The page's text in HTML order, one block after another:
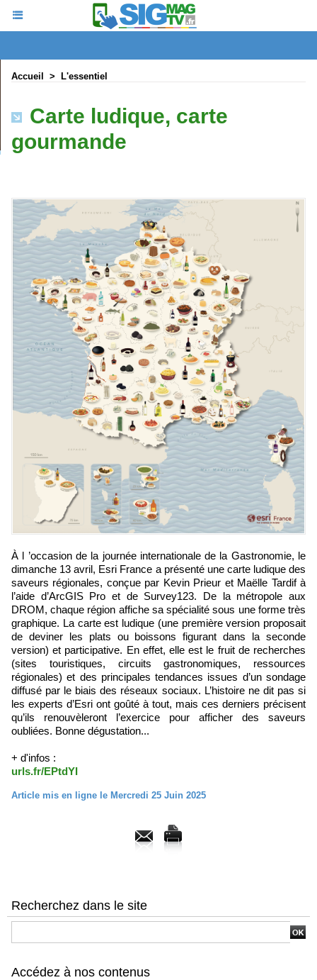
Accueil > L'essentiel
Carte ludique, carte
gourmande
À l ’occasion de la journée internationale de la Gastronomie, le
dimanche 13 avril, Esri France a présenté une carte ludique des
saveurs régionales, conçue par Kevin Prieur et Maëlle Tardif à
l’aide d’ArcGIS Pro et de Survey123. De la métropole aux
DROM, chaque région affiche sa spécialité sous une forme très
graphique. La carte est ludique (une première version proposait
de deviner les plats ou boissons figurant dans la seconde
version) et participative. En effet, elle est le fruit de recherches
(sites touristiques, circuits gastronomiques, ressources
régionales) et des principales tendances issues d’un sondage
diffusé par le biais des réseaux sociaux. L’histoire ne dit pas si
les experts d’Esri ont goûté à tout, mais ces derniers précisent
qu’ils renouvèleront l’exercice pour afficher des saveurs
oubliées. Bonne dégustation...
+ d'infos :
urls.fr/EPtdYI
Article mis en ligne le Mercredi 25 Juin 2025
Recherchez dans le site
Accédez à nos contenus